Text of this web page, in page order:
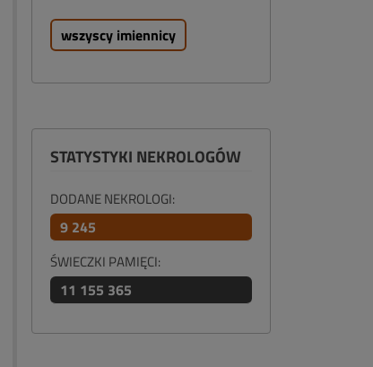
wszyscy imiennicy
STATYSTYKI NEKROLOGÓW
DODANE NEKROLOGI:
9 245
ŚWIECZKI PAMIĘCI:
11 155 365